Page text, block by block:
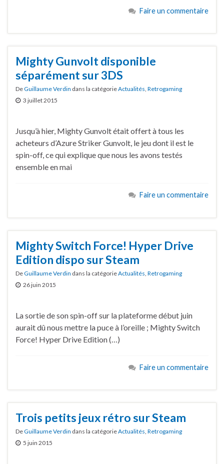
Faire un commentaire
Mighty Gunvolt disponible
séparément sur 3DS
DeGuillaume Verdin dans la catégorieActualités, Retrogaming
3 juillet 2015
Jusqu’à hier, Mighty Gunvolt était offert à tous les
acheteurs d’Azure Striker Gunvolt, le jeu dont il est le
spin-off, ce qui explique que nous les avons testés
ensemble en mai
Faire un commentaire
Mighty Switch Force! Hyper Drive
Edition dispo sur Steam
DeGuillaume Verdin dans la catégorieActualités Retrogaming
26 juin 2015
La sortie de son spin-off sur la plateforme début juin
aurait dû nous mettre la puce à l’oreille ; Mighty Switch
Force! Hyper Drive Edition (…)
Faire un commentaire
Trois petits jeux rétro sur Steam
DeGuillaume Verdin dans la catégorieActualités, Retrogaming
5 juin 2015